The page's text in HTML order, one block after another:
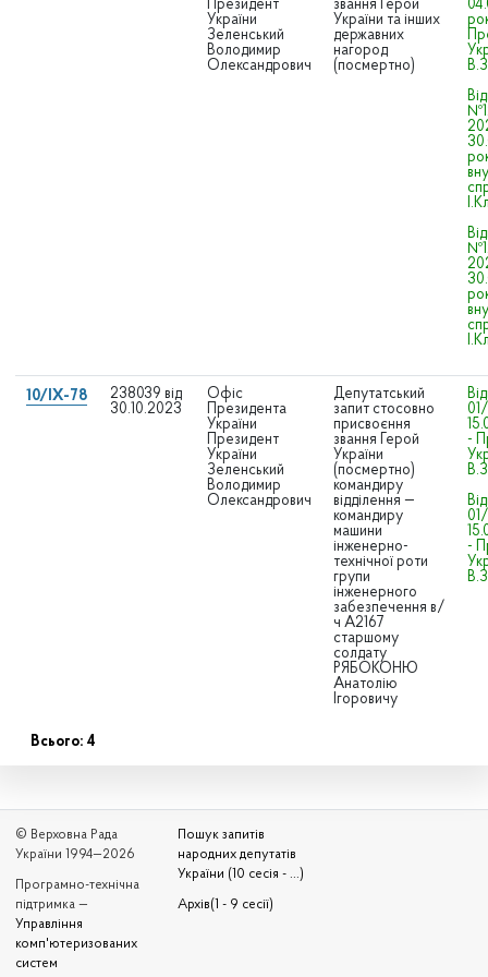
Президент
України
Зеленський
Володимир
Олександрович
звання Герой
України та інших
державних
нагород
(посмертно)
10/IX-78
238039 від
30.10.2023
Офіс
Президента
України
Президент
України
Зеленський
Володимир
Олександрович
Депутатський
запит стосовно
присвоєння
звання Герой
України
(посмертно)
командиру
відділення —
командиру
машини
інженерно-
технічної роти
групи
інженерного
забезпечення в/
ч А2167
старшому
солдату
РЯБОКОНЮ
Анатолію
Ігоровичу
-
-
Всього: 4
© Верховна Рада
України 1994—2026
Програмно-технічна
підтримка —
Управління
комп'ютеризованих
систем
Пошук запитів
народних депутатів
України (10 сесія - ...)
Архів(1 - 9 сесії)